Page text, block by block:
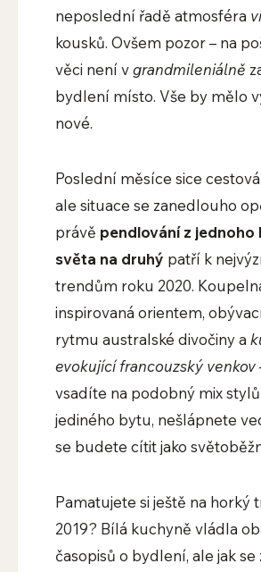
neposlední řadě atmosféra
kousků. Ovšem pozor – na
věci není vgrandmileniálně
bydlení místo. Vše by mělo
nové.
Poslední měsíce sice
ale situace se zanedlouho
právě pendlování z jednoho
světa na druhý patří k
trendům roku 2020.
inspirovaná orientem,
rytmu australské divočiny a
evokující francouzský venkov
vsadíte na podobný mix
jediného bytu, nešlápnete
se budete cítit jako
Pamatujete si ještě na horký
2019? Bílá kuchyně vládla
časopisů o bydlení, ale jak se